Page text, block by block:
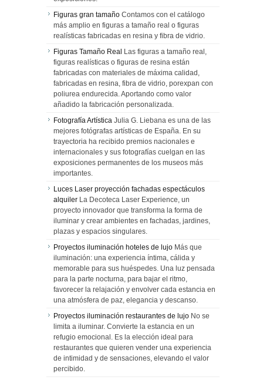
Figuras gran tamaño Contamos con el catálogo
más amplio en figuras a tamaño real o figuras
realísticas fabricadas en resina y fibra de vidrio.
Figuras Tamaño Real Las figuras a tamaño real,
figuras realísticas o figuras de resina están
fabricadas con materiales de máxima calidad,
fabricadas en resina, fibra de vidrio, porexpan con
poliurea endurecida. Aportando como valor
añadido la fabricación personalizada.
Fotografía Artística Julia G. Liebana es una de las
mejores fotógrafas artísticas de España. En su
trayectoria ha recibido premios nacionales e
internacionales y sus fotografías cuelgan en las
exposiciones permanentes de los museos más
importantes.
Luces Laser proyección fachadas espectáculos
alquiler La Decoteca Laser Experience, un
proyecto innovador que transforma la forma de
iluminar y crear ambientes en fachadas, jardines,
plazas y espacios singulares.
Proyectos iluminación hoteles de lujo Más que
iluminación: una experiencia íntima, cálida y
memorable para sus huéspedes. Una luz pensada
para la parte nocturna, para bajar el ritmo,
favorecer la relajación y envolver cada estancia en
una atmósfera de paz, elegancia y descanso.
Proyectos iluminación restaurantes de lujo No se
limita a iluminar. Convierte la estancia en un
refugio emocional. Es la elección ideal para
restaurantes que quieren vender una experiencia
de intimidad y de sensaciones, elevando el valor
percibido.